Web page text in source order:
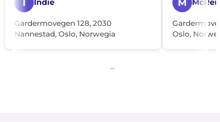
Indie
Gardermovegen 128, 2030
Nannestad, Oslo, Norwegia
Oslo,